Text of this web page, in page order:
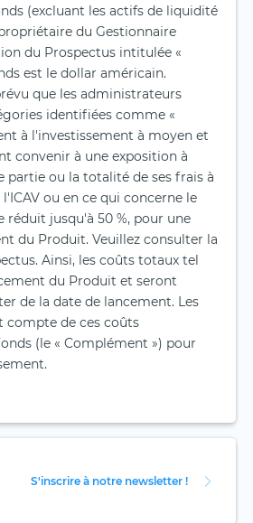
(excluant les actifs de liquidité
du Gestionnaire
du Prospectus intitulée «
est le dollar américain.
que les administrateurs
identifiées comme «
à l'investissement à moyen et
convenir à une exposition à
partie ou la totalité de ses frais à
ou en ce qui concerne le
jusqu'à 50 %, pour une
du Produit. Veuillez consulter la
Ainsi, les coûts totaux tel
du Produit et seront
de la date de lancement. Les
compte de ces coûts
(le « Complément ») pour
S'inscrire à notre newsletter !